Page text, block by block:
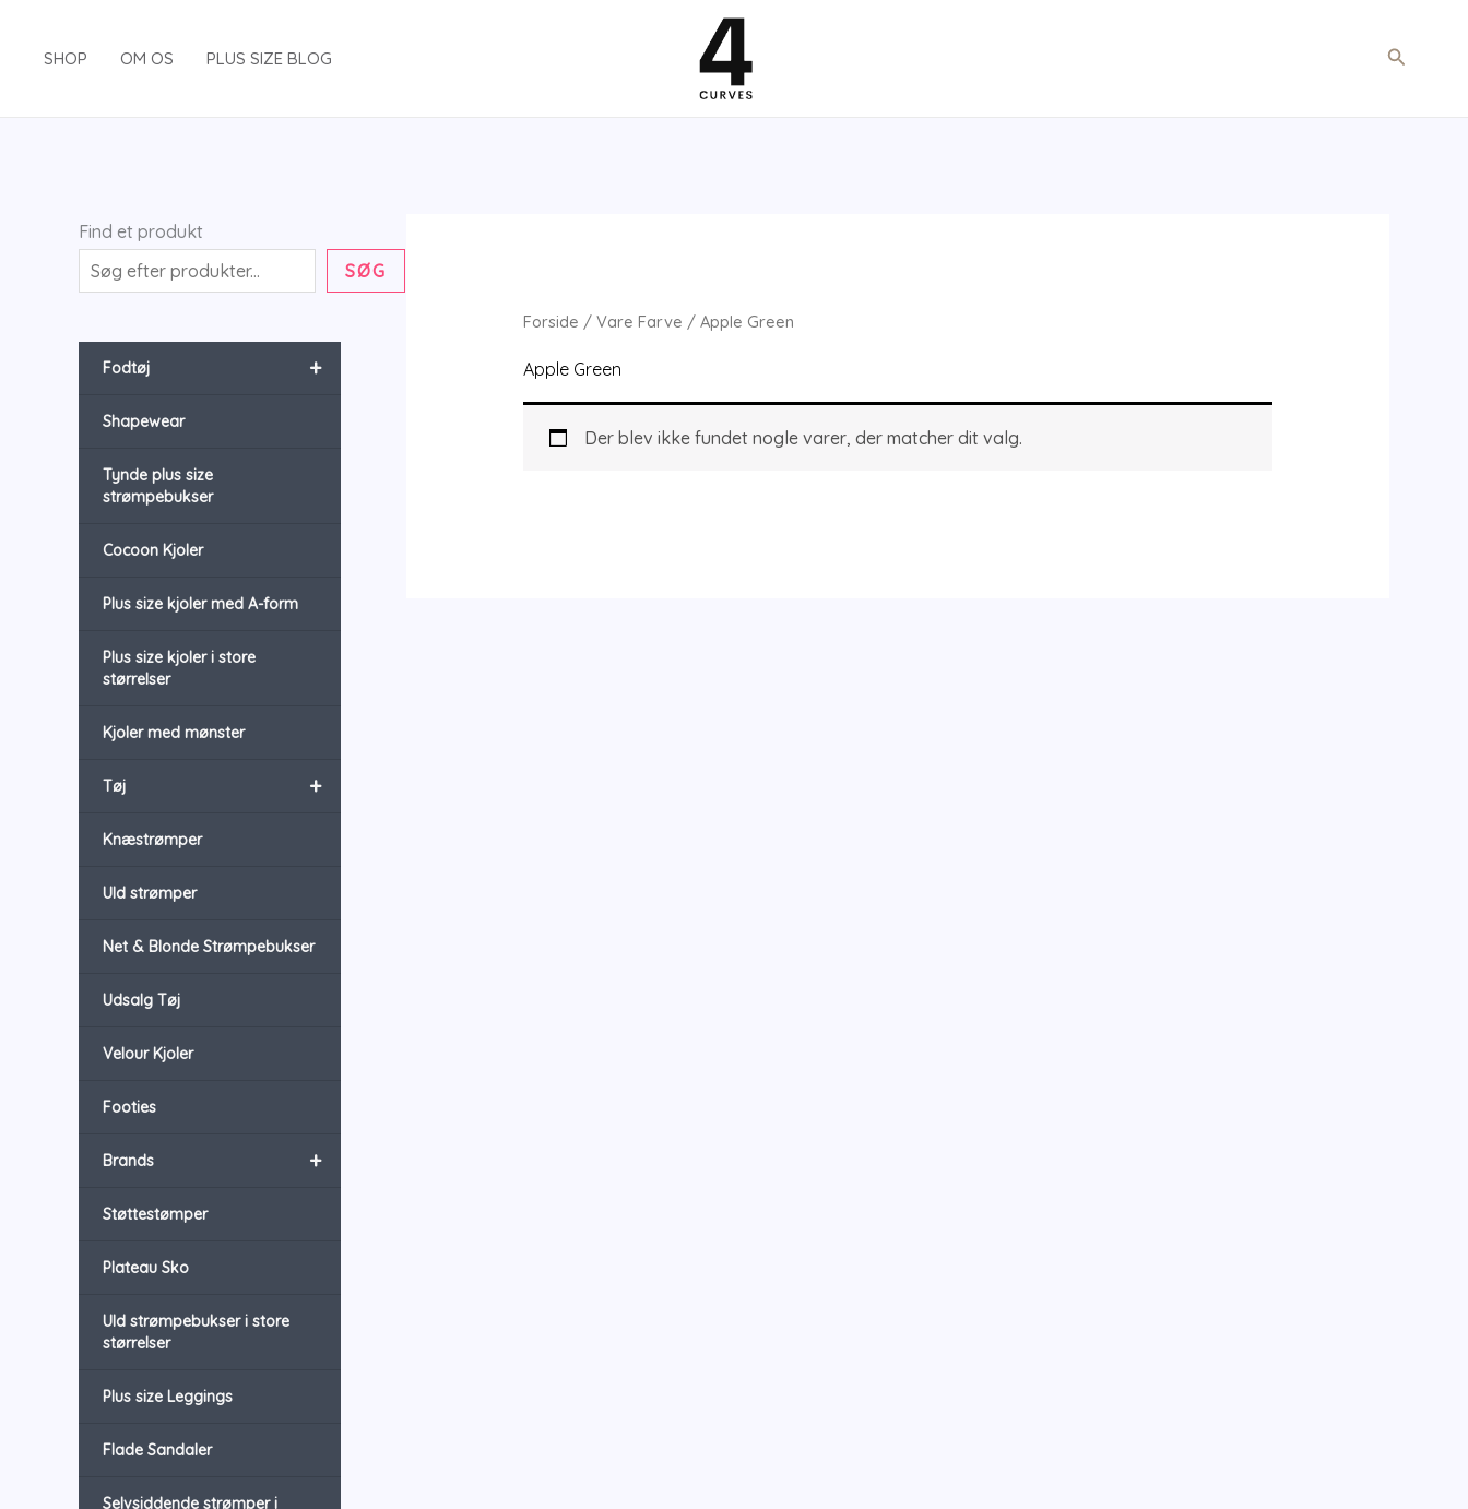
SHOP OM OS PLUS SIZE BLOG Søg
Find et produkt
SØG
+
Fodtøj
Shapewear
Tynde plus size
strømpebukser
Cocoon Kjoler
Plus size kjoler med A-form
Plus size kjoler i store
størrelser
Kjoler med mønster
+
Tøj
Knæstrømper
Uld strømper
Net & Blonde Strømpebukser
Udsalg Tøj
Velour Kjoler
Footies
+
Brands
Støttestømper
Plateau Sko
Uld strømpebukser i store
størrelser
Plus size Leggings
Flade Sandaler
Selvsiddende strømper i
Forside / Vare Farve / Apple Green
Apple Green
Der blev ikke fundet nogle varer, der matcher dit valg.